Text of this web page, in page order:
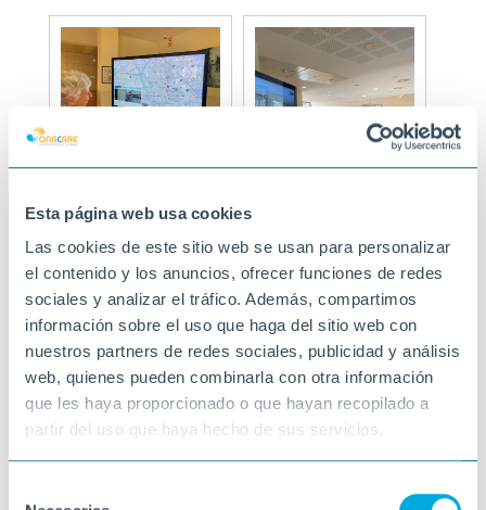
Esta página web usa cookies
Las cookies de este sitio web se usan para personalizar
el contenido y los anuncios, ofrecer funciones de redes
sociales y analizar el tráfico. Además, compartimos
información sobre el uso que haga del sitio web con
nuestros partners de redes sociales, publicidad y análisis
web, quienes pueden combinarla con otra información
que les haya proporcionado o que hayan recopilado a
partir del uso que haya hecho de sus servicios.